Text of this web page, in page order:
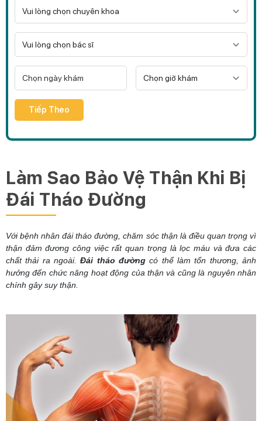
Tiếp Theo
Làm Sao Bảo Vệ Thận Khi Bị
Đái Tháo Đường
Với bệnh nhân đái tháo đường, chăm sóc thận là điều quan trọng vì
thận đảm đương công việc rất quan trọng là lọc máu và đưa các
chất thải ra ngoài.Đái tháo đường có thể làm tổn thương, ảnh
hưởng đến chức năng hoạt động của thận và cũng là nguyên nhân
chính gây suy thận.